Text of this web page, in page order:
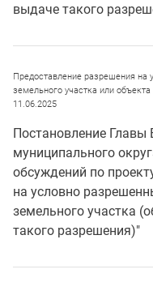
выдаче такого
Предоставление разрешения на
земельного участка или объекта
11.06.2025
Постановление Главы
муниципального
обсуждений по
на условно
земельного участка
такого разрешения)"